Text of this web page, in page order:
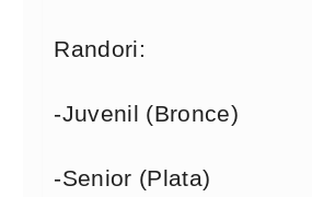
Randori:
-Juvenil (Bronce)
-Senior (Plata)